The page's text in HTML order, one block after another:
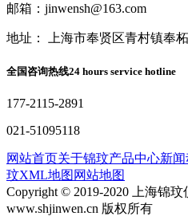
邮箱：jinwensh@163.com
地址： 上海市奉贤区青村镇奉
全国咨询热线24 hours service hotline
177-2115-2891
021-51095118
网站首页关于锦玟产品中心新
玟XML地图 网站地图
Copyright © 2019-2020 上海锦
www.shjinwen.cn 版权所有